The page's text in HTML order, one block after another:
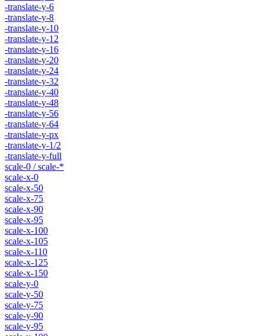
-translate-y-6
-translate-y-8
-translate-y-10
-translate-y-12
-translate-y-16
-translate-y-20
-translate-y-24
-translate-y-32
-translate-y-40
-translate-y-48
-translate-y-56
-translate-y-64
-translate-y-px
-translate-y-1/2
-translate-y-full
scale-0 / scale-*
scale-x-0
scale-x-50
scale-x-75
scale-x-90
scale-x-95
scale-x-100
scale-x-105
scale-x-110
scale-x-125
scale-x-150
scale-y-0
scale-y-50
scale-y-75
scale-y-90
scale-y-95